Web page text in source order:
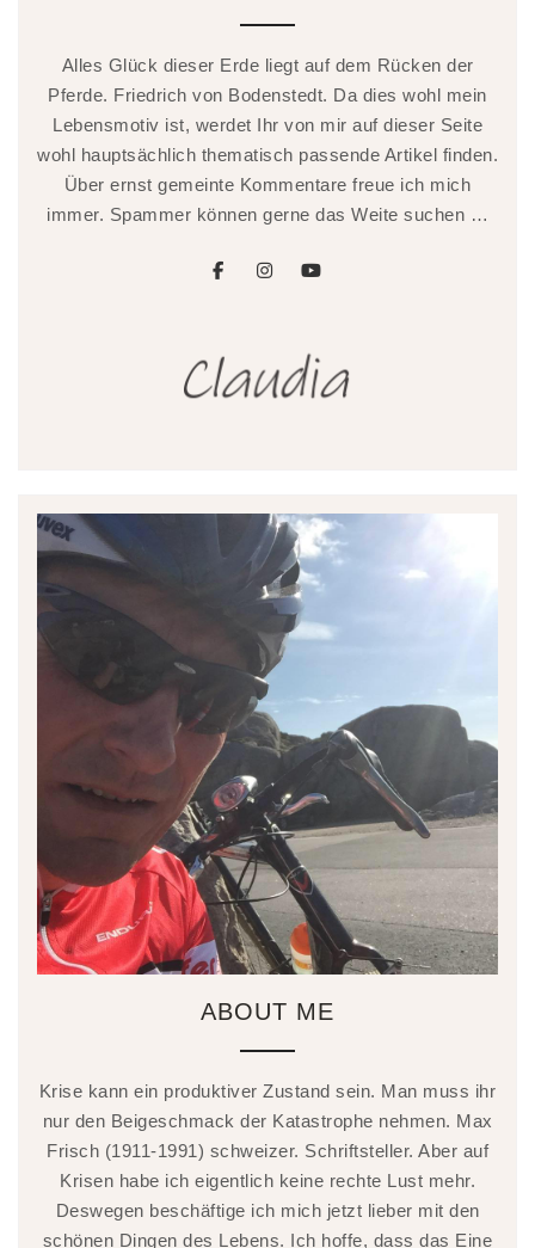
Alles Glück dieser Erde liegt auf dem Rücken der
Pferde. Friedrich von Bodenstedt. Da dies wohl mein
Lebensmotiv ist, werdet Ihr von mir auf dieser Seite
wohl hauptsächlich thematisch passende Artikel finden.
Über ernst gemeinte Kommentare freue ich mich
immer. Spammer können gerne das Weite suchen …
ABOUT ME
Krise kann ein produktiver Zustand sein. Man muss ihr
nur den Beigeschmack der Katastrophe nehmen. Max
Frisch (1911-1991) schweizer. Schriftsteller. Aber auf
Krisen habe ich eigentlich keine rechte Lust mehr.
Deswegen beschäftige ich mich jetzt lieber mit den
schönen Dingen des Lebens. Ich hoffe, dass das Eine